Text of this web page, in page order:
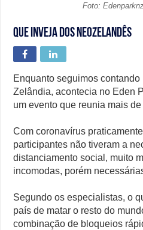
Foto:
Que inveja dos neozelandês
Enquanto seguimos
Zelândia, acontecia no Eden
um evento que reunia mais
Com coronavírus
participantes não tiveram a
distanciamento social, muito
incomodas, porém
Segundo os especialistas, o
país de matar o resto do
combinação de bloqueios